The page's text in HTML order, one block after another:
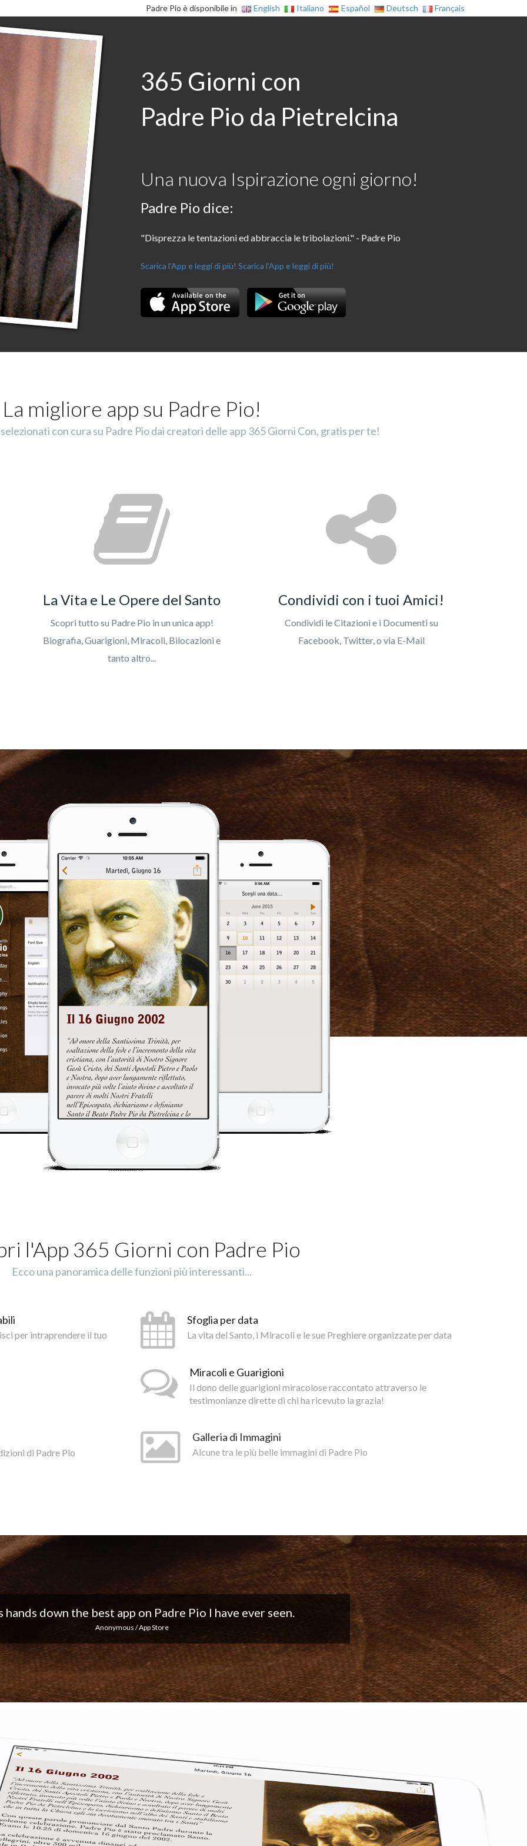
Padre Pio è disponibile in English Italiano Español Deutsch Français
365 Giorni con
Padre Pio da Pietrelcina
Una nuova Ispirazione ogni giorno!
Padre Pio dice:
"Disprezza le tentazioni ed abbraccia le tribolazioni." - Padre Pio
Scarica l'App e leggi di più! Scarica l'App e leggi di più!
La migliore app su Padre Pio!
con cura su Padre Pio dai creatori delle app 365 Giorni Con, gratis per te!
La Vita e Le Opere del Santo
Scopri tutto su Padre Pio in un unica app!
Biografia, Guarigioni, Miracoli, Bilocazioni e
tanto altro...
Condividi con i tuoi Amici!
Condividi le Citazioni e i Documenti su
Facebook, Twitter, o via E-Mail
l'App 365 Giorni con Padre Pio
Ecco una panoramica delle funzioni più interessanti...
per intraprendere il tuo
di Padre Pio
Sfoglia per data
La vita del Santo, i Miracoli e le sue Preghiere organizzate per data
Miracoli e Guarigioni
Il dono delle guarigioni miracolose raccontato attraverso le
testimonianze dirette di chi ha ricevuto la grazia!
Galleria di Immagini
Alcune tra le più belle immagini di Padre Pio
I love the notifications every day... Keep up the good work!